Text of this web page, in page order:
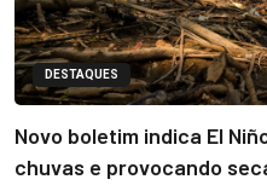
DESTAQUES
Novo boletim indica El
chuvas e provocando